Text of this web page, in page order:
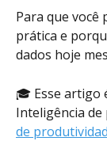
Para que você
prática e
dados hoje
🎓 Esse artigo
Inteligência
de